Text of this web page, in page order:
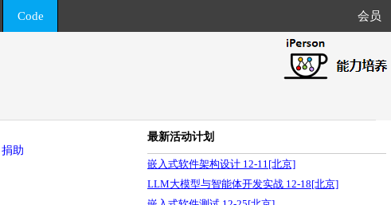
Code 会员
捐助
最新活动计划
嵌入式软件架构设计 12-11[北京]
LLM大模型与智能体开发实战 12-18[北京]